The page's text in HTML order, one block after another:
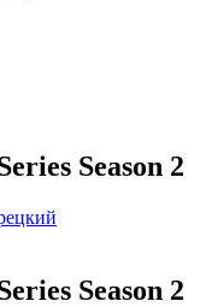
Season 2
Season 2